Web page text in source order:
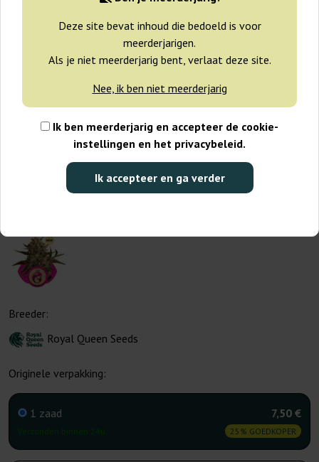
Deze site bevat inhoud die bedoeld is voor
meerderjarigen.
Als je niet meerderjarig bent, verlaat deze site.
Nee, ik ben niet meerderjarig
Ik ben meerderjarig en accepteer de cookie-
instellingen en het privacybeleid.
Ik accepteer en ga verder
Breeder:
Royal Queen Seeds
Originele verpakking:
1 zaad 7,50 €
25% GOEDKOPER